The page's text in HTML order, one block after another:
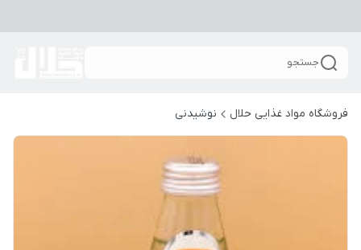
جستجو
فروشگاه مواد غذایی حلال نوشیدنی